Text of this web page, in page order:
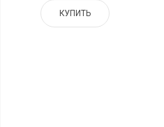
КУПИТЬ